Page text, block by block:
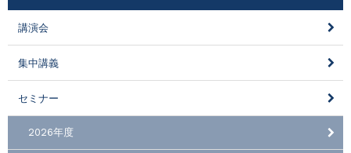
講演会
集中講義
セミナー
2026年度